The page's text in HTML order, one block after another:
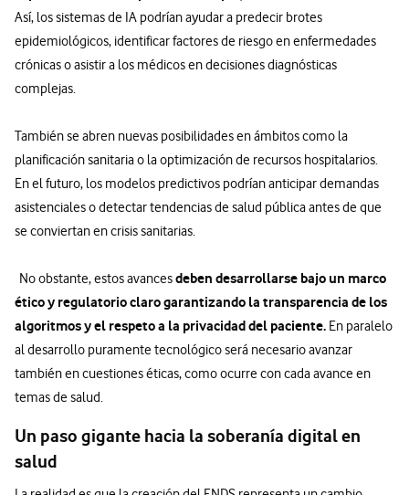
Así, los sistemas de IA podrían ayudar a predecir brotes
epidemiológicos, identificar factores de riesgo en enfermedades
crónicas o asistir a los médicos en decisiones diagnósticas
complejas.
También se abren nuevas posibilidades en ámbitos como la
planificación sanitaria o la optimización de recursos hospitalarios.
En el futuro, los modelos predictivos podrían anticipar demandas
asistenciales o detectar tendencias de salud pública antes de que
se conviertan en crisis sanitarias.
No obstante, estos avancesdeben desarrollarse bajo un marco
ético y regulatorio claro garantizando la transparencia de los
algoritmos y el respeto a la privacidad del paciente. En paralelo
al desarrollo puramente tecnológico será necesario avanzar
también en cuestiones éticas, como ocurre con cada avance en
temas de salud.
Un paso gigante hacia la soberanía digital en
salud